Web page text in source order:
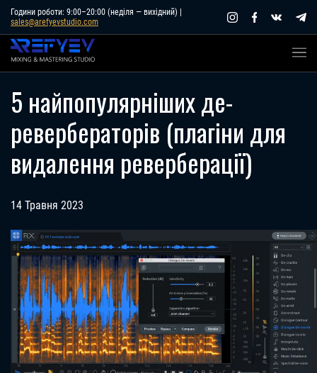
Skip
content
Години роботи: 9:00–20:00 (неділя — вихідний) |
sales@arefyevstudio.com
5 найпопулярніших де-
ревербераторів (плагіни для
видалення реверберації)
14 Травня 2023